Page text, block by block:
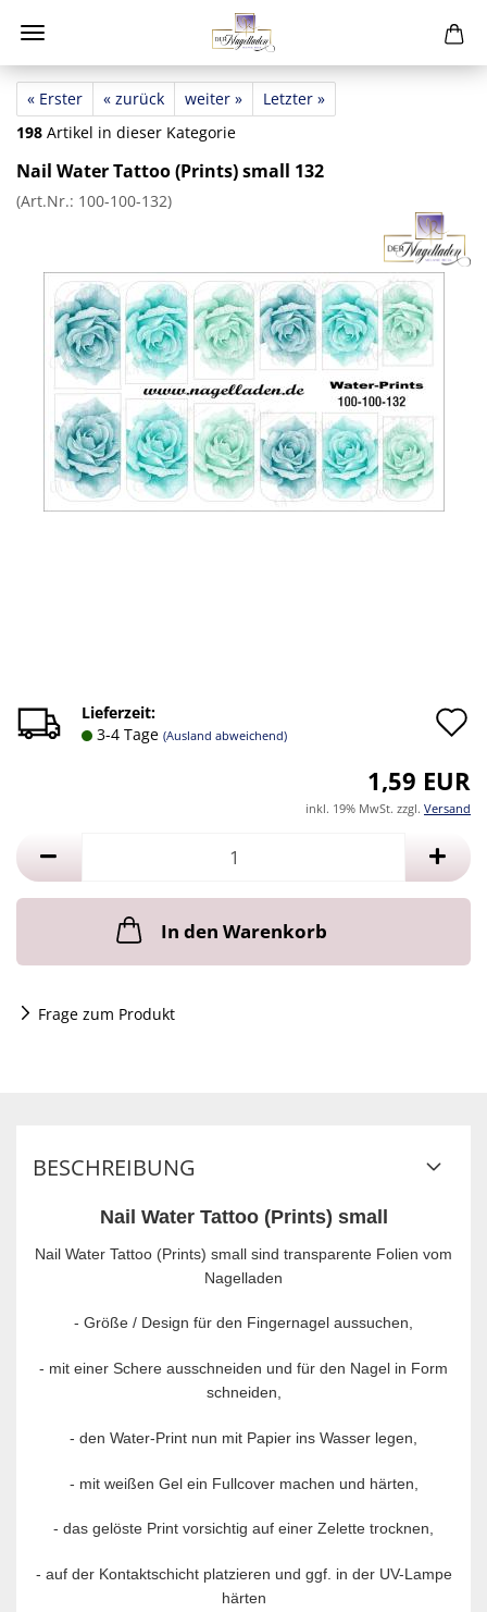
« Erster « zurück weiter »
Letzter »
198 Artikel in dieser Kategorie
Nail Water Tattoo (Prints) small 132
(Art.Nr.: 100-100-132)
Lieferzeit:
3-4 Tage (Ausland abweichend)
1,59 EUR
inkl. 19% MwSt. zzgl. Versand
In den Warenkorb
Frage zum Produkt
BESCHREIBUNG
Nail Water Tattoo (Prints) small
Nail Water Tattoo (Prints) small sind transparente Folien vom
Nagelladen
- Größe / Design für den Fingernagel aussuchen,
- mit einer Schere ausschneiden und für den Nagel in Form
schneiden,
- den Water-Print nun mit Papier ins Wasser legen,
- mit weißen Gel ein Fullcover machen und härten,
- das gelöste Print vorsichtig auf einer Zelette trocknen,
- auf der Kontaktschicht platzieren und ggf. in der UV-Lampe
härten